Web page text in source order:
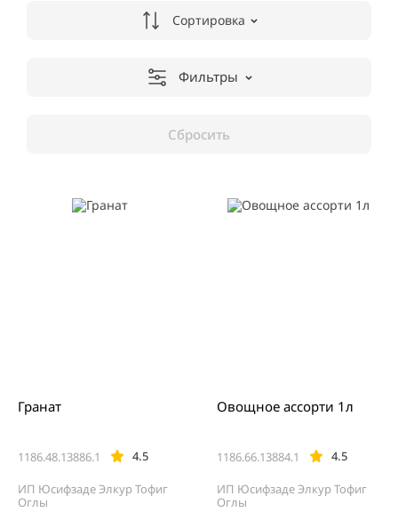
Сортировка
Фильтры
Сбросить
1186.48.13886.1 4.5
Гранат
ИП Юсифзаде Элкур Тофиг
Оглы
1186.66.13884.1 4.5
Овощное ассорти 1л
ИП Юсифзаде Элкур Тофиг
Оглы